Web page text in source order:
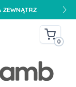
ZEWNĄTRZ
0